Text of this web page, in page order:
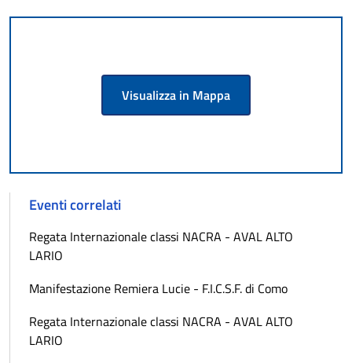
Visualizza in Mappa
Eventi correlati
Regata Internazionale classi NACRA - AVAL ALTO
LARIO
Manifestazione Remiera Lucie - F.I.C.S.F. di Como
Regata Internazionale classi NACRA - AVAL ALTO
LARIO